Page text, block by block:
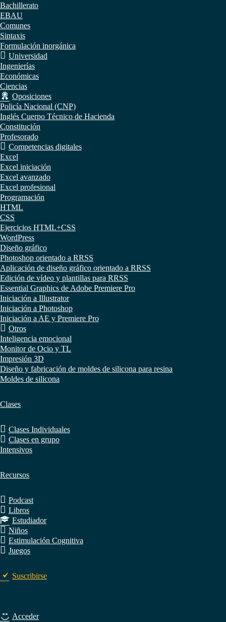
Bachillerato
EBAU
Comunes
Sintaxis
Formulación inorgánica
Universidad
Ingenierías
Económicas
Ciencias
Oposiciones
Policía Nacional (CNP)
Inglés Cuerpo Técnico de Hacienda
Constitución
Profesorado
Competencias digitales
Excel
Excel iniciación
Excel avanzado
Excel profesional
Programación
HTML
CSS
Ejercicios HTML+CSS
WordPress
Diseño gráfico
Photoshop orientado a RRSS
Aplicación de diseño gráfico orientado a RRSS
Edición de vídeo y plantillas para RRSS
Essential Graphics de Adobe Premiere Pro
Iniciación a Illustrator
Iniciación a Photoshop
Iniciación a AE y Premiere Pro
Otros
Inteligencia emocional
Monitor de Ocio y TL
Impresión 3D
Diseño y fabricación de moldes de silicona para resina
Moldes de silicona
Clases
Clases Individuales
Clases en grupo
Intensivos
Recursos
Podcast
Libros
Estudiador
Niños
Estimulación Cognitiva
Juegos
Suscribirse
Acceder